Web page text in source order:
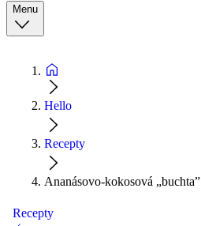
Menu
Hello
Recepty
Ananásovo-kokosová „buchta”
Recepty